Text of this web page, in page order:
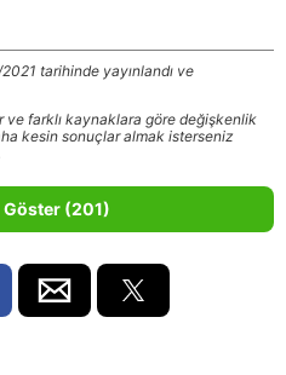
tarihinde yayınlandı ve
ve farklı kaynaklara göre değişkenlik
kesin sonuçlar almak isterseniz
Göster (201)